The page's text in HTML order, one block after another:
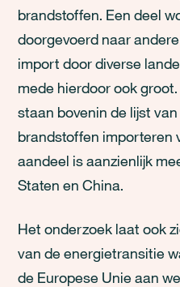
brandstoffen. Een deel
doorgevoerd naar
import door diverse
mede hierdoor ook
staan bovenin de lijst
brandstoffen importeren
aandeel is aanzienlijk
Staten en China.
Het onderzoek laat ook
van de energietransitie
de Europese Unie aan